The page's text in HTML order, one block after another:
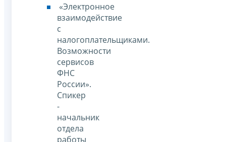
«Электронное
взаимодействие
с
налогоплательщиками.
Возможности
сервисов
ФНС
России».
Спикер
-
начальник
отдела
работы